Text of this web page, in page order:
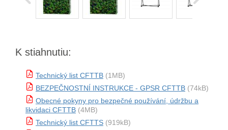
K stiahnutiu:
Technický list CFTTB (1MB)
BEZPEČNOSTNÍ INSTRUKCE - GPSR CFTTB (74kB)
Obecné pokyny pro bezpečné používání, údržbu a
likvidaci CFTTB (4MB)
Technický list CFTTS (919kB)